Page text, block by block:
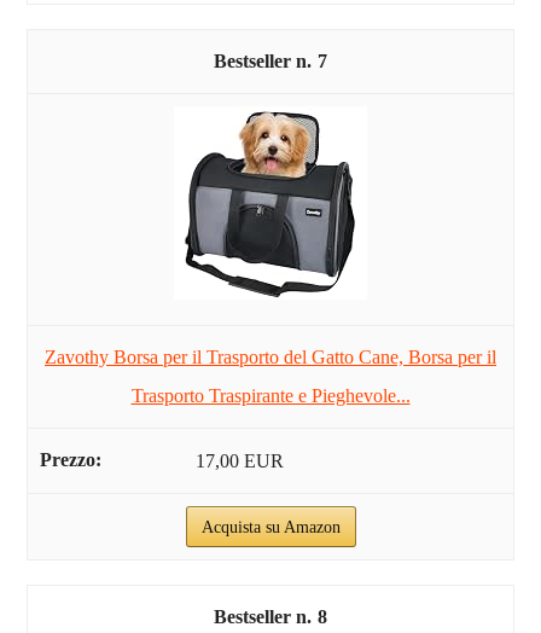
7
Zavothy Borsa per il Trasporto del Gatto Cane, Borsa per il
Trasporto Traspirante e Pieghevole...
17,00 EUR
Acquista su Amazon
8